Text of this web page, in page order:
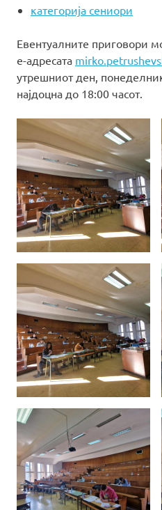
категорија сениори
Евентуалните приговори
е-адресата
утрешниот ден,
најдоцна до 18:00 часот.